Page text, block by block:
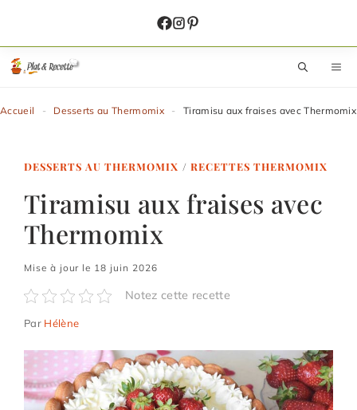
contenu
Accueil - Desserts au Thermomix - Tiramisu aux fraises avec Thermomix
DESSERTS AU THERMOMIX / RECETTES THERMOMIX
Tiramisu aux fraises avec
Thermomix
Mise à jour le 18 juin 2026
Notez cette recette
Par Hélène